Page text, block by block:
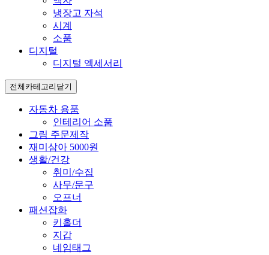
냉장고 자석
시계
소품
디지털
디지털 엑세서리
전체카테고리 닫기
자동차 용품
인테리어 소품
그림 주문제작
재미삼아 5000원
생활/건강
취미/수집
사무/문구
오프너
패션잡화
키홀더
지갑
네임태그